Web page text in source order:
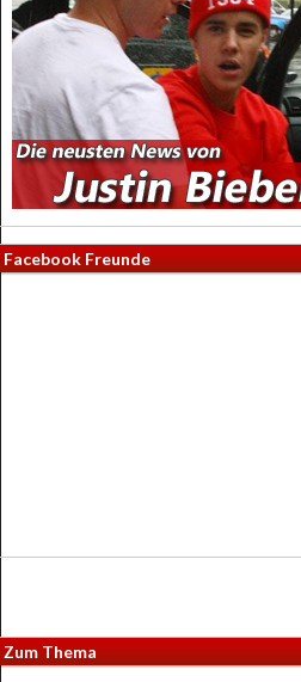
Facebook Freunde
Zum Thema